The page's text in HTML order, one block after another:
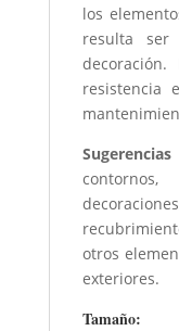
los
resulta ser
resistencia
otros
exteriores.
Tamaño: